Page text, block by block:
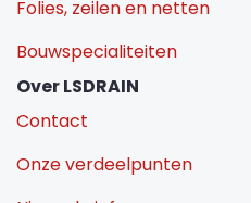
Folies, zeilen en netten
Bouwspecialiteiten
Over LSDRAIN
Contact
Onze verdeelpunten